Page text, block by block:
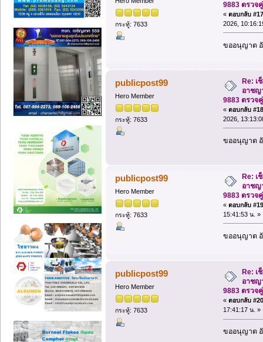
กระทู้: 7633
9883 ตรวจ
« ตอบกลับ
2026,
ขออนุญาต
publicpost99
Hero Member
กระทู้: 7633
Re: เ
อาชญ
9883 ตรวจ
« ตอบกลับ
2026,
ขออนุญาต
publicpost99
Hero Member
กระทู้: 7633
Re: เ
อาชญ
9883 ตรวจ
« ตอบกลับ
15:41:53 น. »
ขออนุญาต
publicpost99
Hero Member
กระทู้: 7633
Re: เ
อาชญ
9883 ตรวจ
« ตอบกลับ
17:41:17 น. »
ขออนุญาต